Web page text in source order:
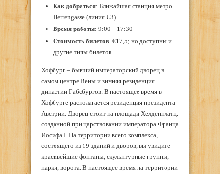
Как добраться: Ближайшая станция метро
Herrengasse (линия U3)
Время работы: 9:00 – 17:30
Стоимость билетов: €17,5; но доступны и
другие типы билетов
Хофбург – бывший императорский дворец в
самом центре Вены и зимняя резиденция
династии Габсбургов. В настоящее время в
Хофбурге располагается резиденция президента
Австрии. Дворец стоит на площади Хелденплатц,
созданной при царствовании императора Франца
Иосифа I. На территории всего комплекса,
состоящего из 19 зданий и дворов, вы увидите
красивейшие фонтаны, скульптурные группы,
парки, ворота. В настоящее время на территории